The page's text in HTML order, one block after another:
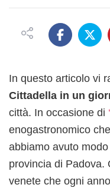
In questo articolo vi
Cittadella in un
città. In occasione di
enogastronomico
abbiamo avuto
provincia di Padova.
venete che ogni